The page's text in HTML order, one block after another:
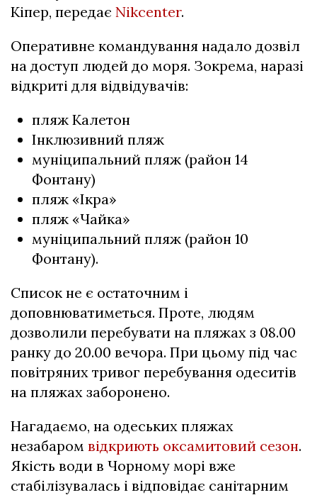
Кіпер, передає Nikcenter.
Оперативне командування надало дозвіл
на доступ людей до моря. Зокрема, наразі
відкриті для відвідувачів:
пляж Калетон
Інклюзивний пляж
муніципальний пляж (район 14
Фонтану)
пляж «Ікра»
пляж «Чайка»
муніципальний пляж (район 10
Фонтану).
Список не є остаточним і
доповнюватиметься. Проте, людям
дозволили перебувати на пляжах з 08.00
ранку до 20.00 вечора. При цьому під час
повітряних тривог перебування одеситів
на пляжах заборонено.
Нагадаємо, на одеських пляжах
незабаром відкриють оксамитовий сезон.
Якість води в Чорному морі вже
стабілізувалась і відповідає санітарним